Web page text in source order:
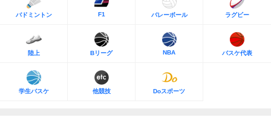
バドミントン F1 バレーボール ラグビー
陸上 Bリーグ NBA バスケ代表
学生バスケ 他競技 Doスポーツ